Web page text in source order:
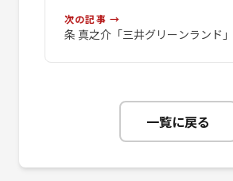
次の記事 →
条 真之介「三井グリーンランド
一覧に戻る